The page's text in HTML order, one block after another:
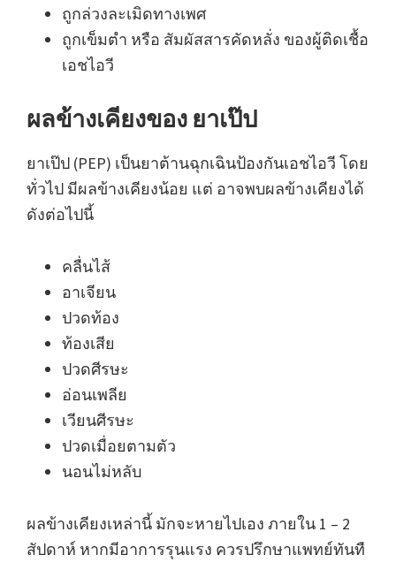
ถูกล่วงละเมิดทางเพศ
ถูกเข็มตำ หรือ สัมผัสสารคัดหลั่ง ของผู้ติดเชื้อ
เอชไอวี
ผลข้างเคียงของ ยาเป๊ป
ยาเป๊ป (PEP) เป็นยาต้านฉุกเฉินป้องกันเอชไอวี โดย
ทั่วไป มีผลข้างเคียงน้อย แต่ อาจพบผลข้างเคียงได้
ดังต่อไปนี้
คลื่นไส้
อาเจียน
ปวดท้อง
ท้องเสีย
ปวดศีรษะ
อ่อนเพลีย
เวียนศีรษะ
ปวดเมื่อยตามตัว
นอนไม่หลับ
ผลข้างเคียงเหล่านี้ มักจะหายไปเอง ภายใน 1 – 2
สัปดาห์ หากมีอาการรุนแรง ควรปรึกษาแพทย์ทันทื